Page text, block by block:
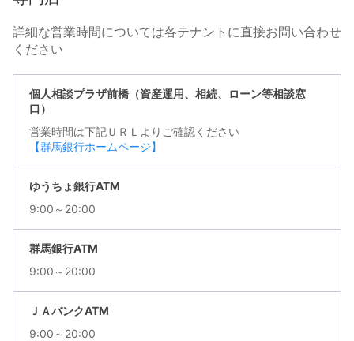
詳細な営業時間については各テナントに直接お問い合わせ
ください
個人相談プラザ前橋（資産運用、相続、ローン等相談窓
口）
営業時間は下記ＵＲＬよりご確認ください
【群馬銀行ホームページ】
ゆうちょ銀行ATM
9:00～20:00
群馬銀行ATM
9:00～20:00
ＪＡバンクATM
9:00～20:00